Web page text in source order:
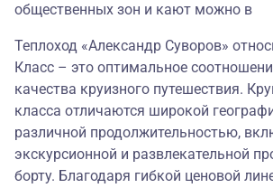
общественных зон и кают можно в
Теплоход «Александр Суворов»
Класс – это оптимальное
качества круизного путешествия.
класса отличаются широкой
различной продолжительностью,
экскурсионной и развлекательной
борту. Благодаря гибкой ценовой